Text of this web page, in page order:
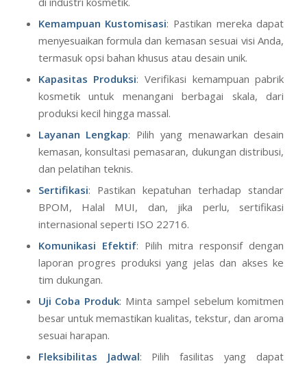
Kemampuan Kustomisasi: Pastikan mereka dapat
menyesuaikan formula dan kemasan sesuai visi Anda,
termasuk opsi bahan khusus atau desain unik.
Kapasitas Produksi: Verifikasi kemampuan pabrik
kosmetik untuk menangani berbagai skala, dari
produksi kecil hingga massal.
Layanan Lengkap: Pilih yang menawarkan desain
kemasan, konsultasi pemasaran, dukungan distribusi,
dan pelatihan teknis.
Sertifikasi: Pastikan kepatuhan terhadap standar
BPOM, Halal MUI, dan, jika perlu, sertifikasi
internasional seperti ISO 22716.
Komunikasi Efektif: Pilih mitra responsif dengan
laporan progres produksi yang jelas dan akses ke
tim dukungan.
Uji Coba Produk: Minta sampel sebelum komitmen
besar untuk memastikan kualitas, tekstur, dan aroma
sesuai harapan.
Fleksibilitas Jadwal: Pilih fasilitas yang dapat